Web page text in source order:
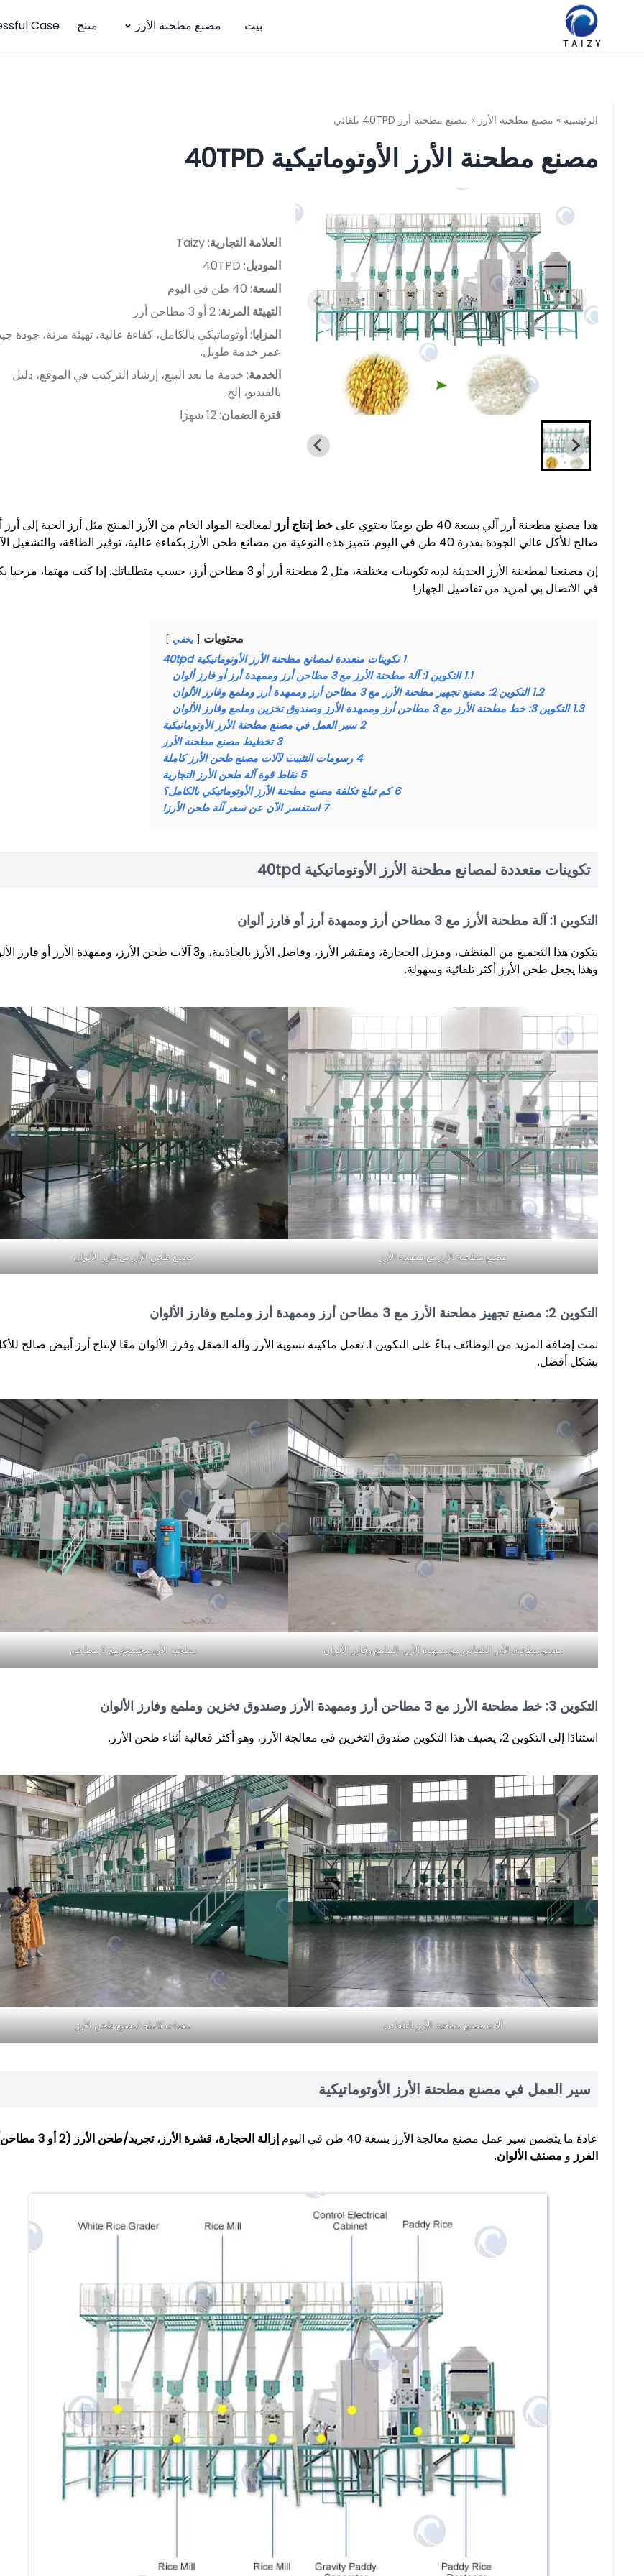
بيت مصنع مطحنة الأرز منتج Case
الرئيسية » مصنع مطحنة الأرز » مصنع مطحنة أرز 40TPD تلقائي
مصنع مطحنة الأرز الأوتوماتيكية 40TPD
العلامة التجارية: Taizy
الموديل: 40TPD
السعة: 40 طن في اليوم
التهيئة المرنة: 2 أو 3 مطاحن أرز
المزايا: أوتوماتيكي بالكامل، كفاءة عالية، تهيئة مرنة، جودة
عمر خدمة طويل.
الخدمة: خدمة ما بعد البيع، إرشاد التركيب في الموقع، دليل
بالفيديو، إلخ.
فترة الضمان: 12 شهرًا
هذا مصنع مطحنة أرز آلي بسعة 40 طن يوميًا يحتوي على خط إنتاج أرز لمعالجة المواد الخام من الأرز المنتج مثل أرز الحبة إلى
صالح للأكل عالي الجودة بقدرة 40 طن في اليوم. تتميز هذه النوعية من مصانع طحن الأرز بكفاءة عالية، توفير الطاقة، والتشغيل الآلي.
إن مصنعنا لمطحنة الأرز الحديثة لديه تكوينات مختلفة، مثل 2 مطحنة أرز أو 3 مطاحن أرز، حسب متطلباتك. إذا كنت مهتما،
في الاتصال بي لمزيد من تفاصيل الجهاز!
محتويات يخفي
1 تكوينات متعددة لمصانع مطحنة الأرز الأوتوماتيكية 40tpd
1.1 التكوين 1: آلة مطحنة الأرز مع 3 مطاحن أرز وممهدة أرز أو فارز ألوان
1.2 التكوين 2: مصنع تجهيز مطحنة الأرز مع 3 مطاحن أرز وممهدة أرز وملمع وفارز الألوان
1.3 التكوين 3: خط مطحنة الأرز مع 3 مطاحن أرز وممهدة الأرز وصندوق تخزين وملمع وفارز الألوان
2 سير العمل في مصنع مطحنة الأرز الأوتوماتيكية
3 تخطيط مصنع مطحنة الأرز
4 رسومات التثبيت لآلات مصنع طحن الأرز كاملة
5 نقاط قوة آلة طحن الأرز التجارية
6 كم تبلغ تكلفة مصنع مطحنة الأرز الأوتوماتيكي بالكامل؟
7 استفسر الآن عن سعر آلة طحن الأرز!
تكوينات متعددة لمصانع مطحنة الأرز الأوتوماتيكية 40tpd
التكوين 1: آلة مطحنة الأرز مع 3 مطاحن أرز وممهدة أرز أو فارز ألوان
يتكون هذا التجميع من المنظف، ومزيل الحجارة، ومقشر الأرز، وفاصل الأرز بالجاذبية، و3 آلات طحن الأرز، وممهدة الأرز أو
وهذا يجعل طحن الأرز أكثر تلقائية وسهولة.
مصنع مطحنة الأرز مع ممهدة الأرز مصنع طحن الأرز مع فارز الألوان
التكوين 2: مصنع تجهيز مطحنة الأرز مع 3 مطاحن أرز وممهدة أرز وملمع وفارز الألوان
تمت إضافة المزيد من الوظائف بناءً على التكوين 1. تعمل ماكينة تسوية الأرز وآلة الصقل وفرز الألوان معًا لإنتاج أرز أبيض صالح
بشكل أفضل.
مصنع مطحنة الأرز التلقائي مع ممهدة الأرز، الملمع وفارز الألوان مطحنة الأرز مجتمعة مع 3 مطاحن
التكوين 3: خط مطحنة الأرز مع 3 مطاحن أرز وممهدة الأرز وصندوق تخزين وملمع وفارز الألوان
استنادًا إلى التكوين 2، يضيف هذا التكوين صندوق التخزين في معالجة الأرز، وهو أكثر فعالية أثناء طحن الأرز.
آلات مصنع مطحنة الأرز التلقائي معدات كاملة لمصنع طحن الأرز
سير العمل في مصنع مطحنة الأرز الأوتوماتيكية
عادة ما يتضمن سير عمل مصنع معالجة الأرز بسعة 40 طن في اليوم
إزالة الحجارة، قشرة الأرز، تجريد/طحن
الفرز و مصنف الألوان.